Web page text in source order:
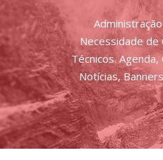
Necessidade de
Técnicos.
Notícias,